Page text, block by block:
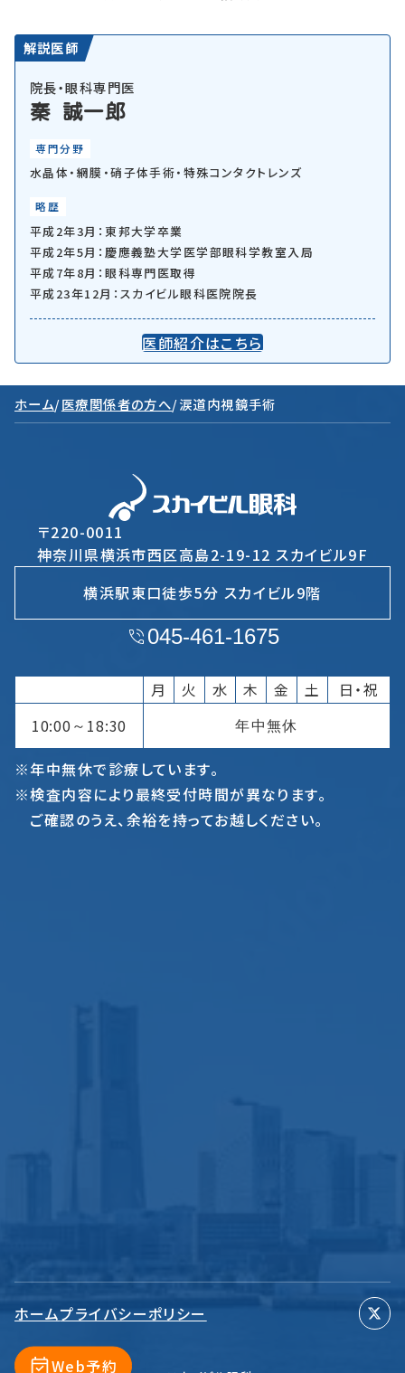
解説医師
院長・眼科専門医
秦 誠一郎
専門分野
水晶体・網膜・硝子体手術・特殊コンタクトレンズ
略歴
平成2年3月：東邦大学卒業
平成2年5月：慶應義塾大学医学部眼科学教室入局
平成7年8月：眼科専門医取得
平成23年12月：スカイビル眼科医院院長
医師紹介はこちら
ホーム/医療関係者の方へ/涙道内視鏡手術
〒220-0011
神奈川県横浜市西区高島2-19-12 スカイビル9F
横浜駅東口徒歩5分 スカイビル9階
045-461-1675
月 火 水 木 金 土
日・祝
10:00 ～ 18:30 年中無休
※年中無休で診療しています。
※検査内容により最終受付時間が異なります。
ご確認のうえ、余裕を持ってお越しください。
ホームプライバシーポリシー
Web予約